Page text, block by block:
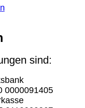
sind:
0000091405